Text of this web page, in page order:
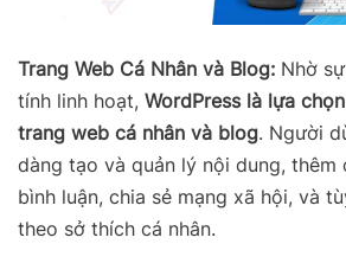
Trang Web Cá Nhân và Blog: Nhờ
tính linh hoạt, WordPress là lựa
trang web cá nhân và blog. Người
dàng tạo và quản lý nội dung, thêm
bình luận, chia sẻ mạng xã hội, và
theo sở thích cá nhân.